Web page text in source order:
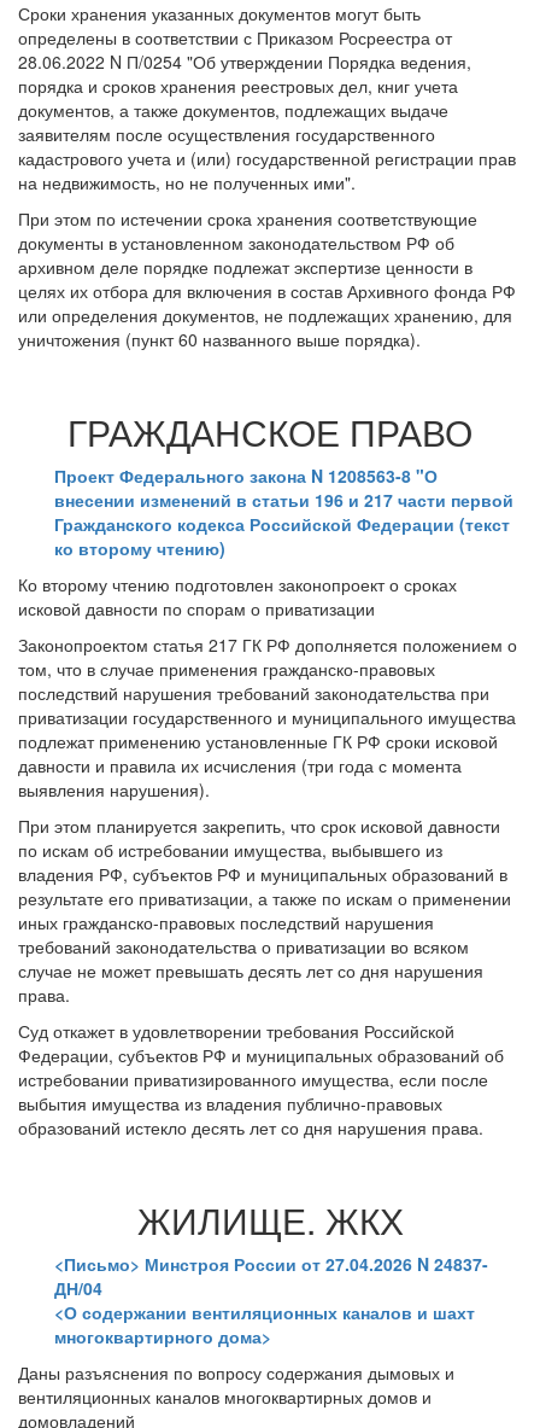
Сроки хранения указанных документов могут быть
определены в соответствии с Приказом Росреестра от
28.06.2022 N П/0254 "Об утверждении Порядка ведения,
порядка и сроков хранения реестровых дел, книг учета
документов, а также документов, подлежащих выдаче
заявителям после осуществления государственного
кадастрового учета и (или) государственной регистрации прав
на недвижимость, но не полученных ими".
При этом по истечении срока хранения соответствующие
документы в установленном законодательством РФ об
архивном деле порядке подлежат экспертизе ценности в
целях их отбора для включения в состав Архивного фонда РФ
или определения документов, не подлежащих хранению, для
уничтожения (пункт 60 названного выше порядка).
ГРАЖДАНСКОЕ ПРАВО
Проект Федерального закона N 1208563-8 "О
внесении изменений в статьи 196 и 217 части первой
Гражданского кодекса Российской Федерации (текст
ко второму чтению)
Ко второму чтению подготовлен законопроект о сроках
исковой давности по спорам о приватизации
Законопроектом статья 217 ГК РФ дополняется положением о
том, что в случае применения гражданско-правовых
последствий нарушения требований законодательства при
приватизации государственного и муниципального имущества
подлежат применению установленные ГК РФ сроки исковой
давности и правила их исчисления (три года с момента
выявления нарушения).
При этом планируется закрепить, что срок исковой давности
по искам об истребовании имущества, выбывшего из
владения РФ, субъектов РФ и муниципальных образований в
результате его приватизации, а также по искам о применении
иных гражданско-правовых последствий нарушения
требований законодательства о приватизации во всяком
случае не может превышать десять лет со дня нарушения
права.
Суд откажет в удовлетворении требования Российской
Федерации, субъектов РФ и муниципальных образований об
истребовании приватизированного имущества, если после
выбытия имущества из владения публично-правовых
образований истекло десять лет со дня нарушения права.
ЖИЛИЩЕ. ЖКХ
<Письмо> Минстроя России от 27.04.2026 N 24837-
ДН/04
<О содержании вентиляционных каналов и шахт
многоквартирного дома>
Даны разъяснения по вопросу содержания дымовых и
вентиляционных каналов многоквартирных домов и
домовладений